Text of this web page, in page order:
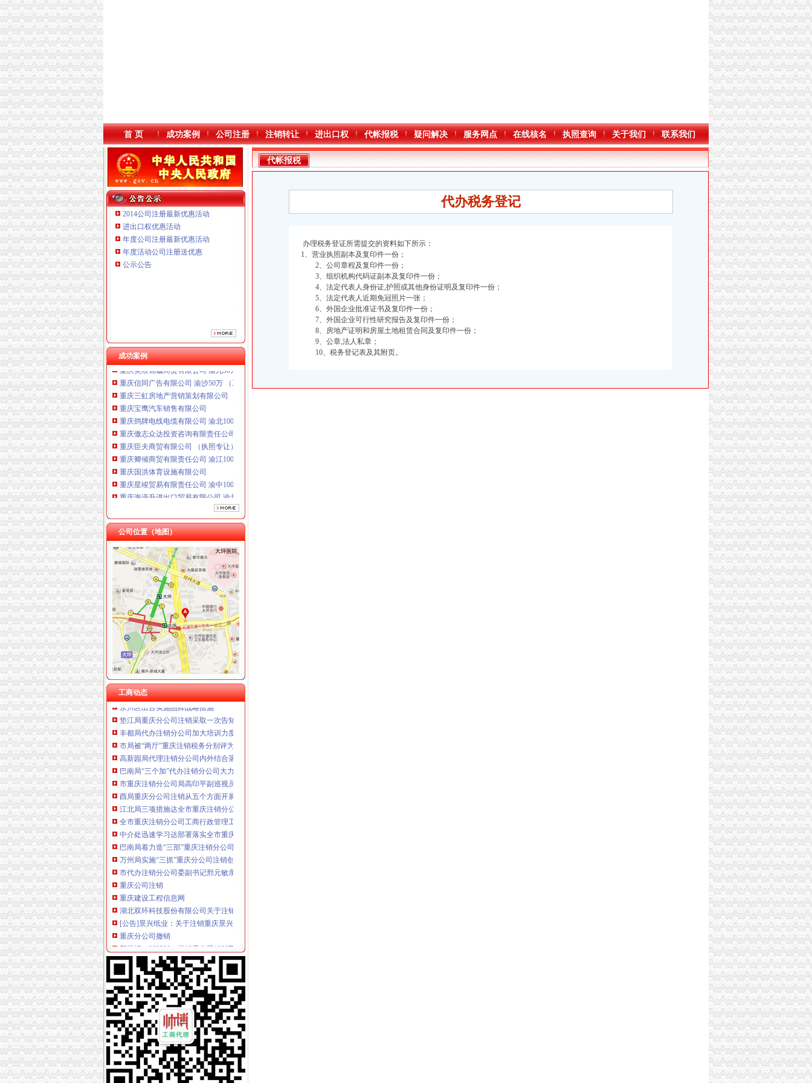
本站导航
首 页 成功案例 公司注册 注销转让 进出口权 代帐报税 疑问解决 服务网点 在线核名 执照查询 关于我们 联系我们
2014公司注册最新优惠活动
进出口权优惠活动
年度公司注册最新优惠活动
年度活动公司注册送优惠
公示公告
成功案例
重庆星竣贸易有限责任公司 渝中100万 （进出口权）
重庆海谛升进出口贸易有限公司 渝北100万 （进出口权）
重庆奕欣锦诚商贸有限公司 渝九50万 （工商注册）
重庆信同广告有限公司 渝沙50万 （工商注册）
重庆三虹房地产营销策划有限公司
重庆宝鹰汽车销售有限公司
重庆鸽牌电线电缆有限公司 渝北10010万 (进出口权)
重庆傲志众达投资咨询有限责任公司 渝九1000万 （增资）
重庆臣夫商贸有限公司 （执照专让）
重庆卿倾商贸有限责任公司 渝江100万 （工商注册）
重庆国洪体育设施有限公司
重庆星竣贸易有限责任公司 渝中100万 （进出口权）
重庆海谛升进出口贸易有限公司 渝北100万 （进出口权）
重庆奕欣锦诚商贸有限公司 渝九50万 （工商注册）
重庆信同广告有限公司 渝沙50万 （工商注册）
重庆三虹房地产营销策划有限公司
重庆宝鹰汽车销售有限公司
公司位置（地图）
工商动态
工商动态
全市代理注销分公司区县局信用信息化岗位大练抽考和竞赛正式开考
高新区局围绕“三项重点工作、两项突破工作”代办注销分公司谋划2007年工作
国家工商总局市重庆注销税务场司领导到观音桥农贸市场视察工作
万州局重庆分公司注销全力服务地方经济
北碚局代理注销分公司缙云工商所五项措施推进工商所12315分类监管平台应用
永川局重庆分公司注销扎实开展2007红盾护农行动
永川区出台实施品牌战略措施
垫江局重庆分公司注销采取一次告知措施提高年检效率
丰都局代办注销分公司加大培训力度着力提高队伍素质
市局被“两厅”重庆注销税务分别评为2006年度督查工作先进单位和先进集体
高新园局代理注销分公司内外结合落实流动人口计划生育管理工作
巴南局“三个加”代办注销分公司大力实施消费安全放心工程
市重庆注销分公司局高印平副巡视员到渝北局检查指导工作
酉局重庆分公司注销从五个方面开展送温暖活动
江北局三项措施达全市重庆注销分公司工商工作会议精
全市重庆注销分公司工商行政管理工作会议隆重召开
中介处迅速学习达部署落实全市重庆分公司注销工商工作会议精
巴南局着力造“三部”重庆注销分公司化办公室工作
万州局实施“三抓”重庆分公司注销创新消费维权方式
市代办注销分公司委副书记邢元敏亲切接见市工商局团总支等全国五四红旗团组织代表
重庆公司注销
重庆建设工程信息网
湖北双环科技股份有限公司关于注销四级子公司重庆索银桥氯酸盐有
[公告]景兴纸业：关于注销重庆景兴包装有限公司立人资格的公告-
重庆分公司撤销
新世纪（002280）撤销子公司1000万元_股票频道_同花顺财经
TCL手机渠道大变革取消分公司倚重经销商-企业动态
日本钢子公司被取消“日本工业规格”认证_国际新闻_大众网
代理注销分公司
公司注销_北京公司注销_公司注销流程_北京公司注销代理
【58同城】汕头公司注销服务_公司注销代理_公司注销费用
关于分公司注销办理程序和手续_重庆市公开信箱
代办注销分公司
【图】公司执照被吊销了会怎样用不用转为注销专业代办_北京公司注
代办公司注销|公司注册|代理记账-江西鑫源税务师事务所有限责任公司
代办北京公司注销吊销转注销分公司注销外资公司注销-吊销转注销-
分公司营业执照注销
代帐报税
代办税务登记
办理税务登证所需提交的资料如下所示：
1、营业执照副本及复印件一份；
2、公司章程及复印件一份；
3、组织机构代码证副本及复印件一份；
4、法定代表人身份证,护照或其他身份证明及复印件一份；
5、法定代表人近期免冠照片一张；
6、外国企业批准证书及复印件一份；
7、外国企业可行性研究报告及复印件一份；
8、房地产证明和房屋土地租赁合同及复印件一份；
9、公章,法人私章；
10、税务登记表及其附页。